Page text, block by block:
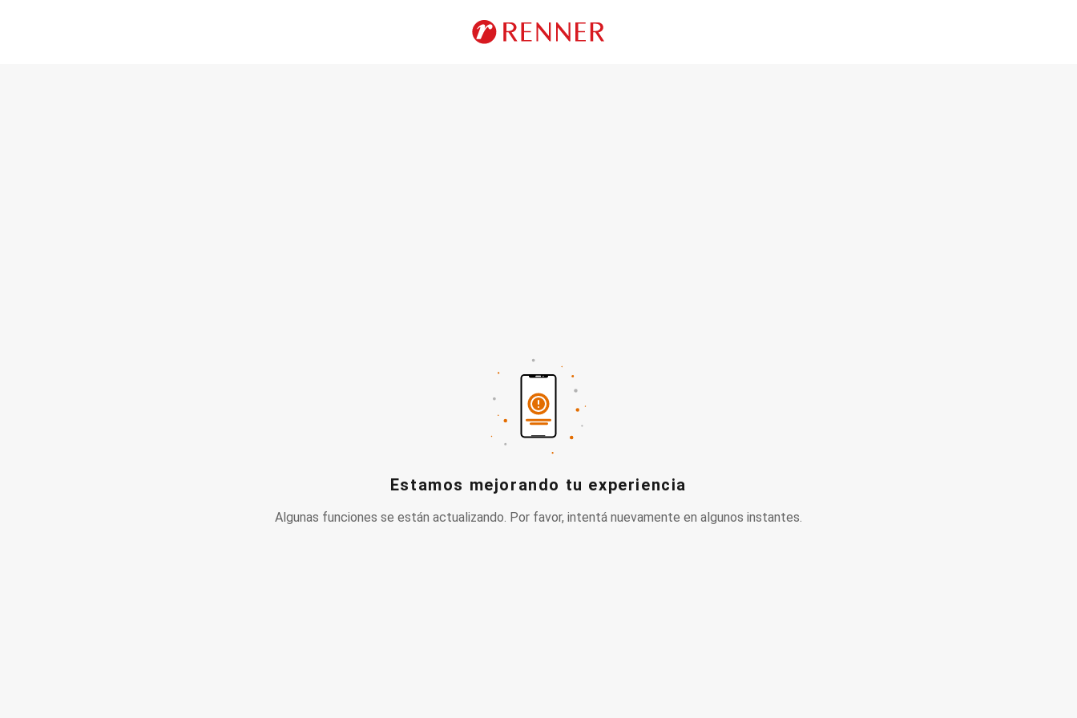
Estamos mejorando tu experiencia
Algunas funciones se están actualizando. Por favor, intentá nuevamente en algunos instantes.